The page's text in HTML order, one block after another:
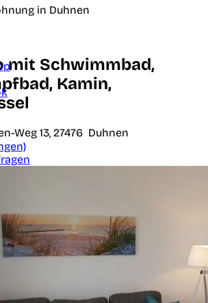
in Duhnen
mit Schwimmbad,
Kamin,
Weg 13, 27476 Duhnen